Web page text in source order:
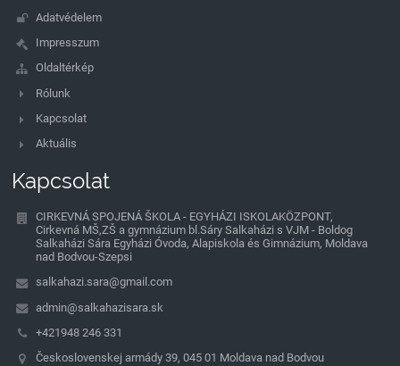
Adatvédelem
Impresszum
Oldaltérkép
Rólunk
Kapcsolat
Aktuális
Kapcsolat
CIRKEVNÁ SPOJENÁ ŠKOLA - EGYHÁZI ISKOLAKÖZPONT,
Cirkevná MŠ,ZŠ a gymnázium bl.Sáry Salkaházi s VJM - Boldog
Salkaházi Sára Egyházi Óvoda, Alapiskola és Gimnázium, Moldava
nad Bodvou-Szepsi
salkahazi.sara@gmail.com
admin@salkahazisara.sk
+421948 246 331
Československej armády 39, 045 01 Moldava nad Bodvou